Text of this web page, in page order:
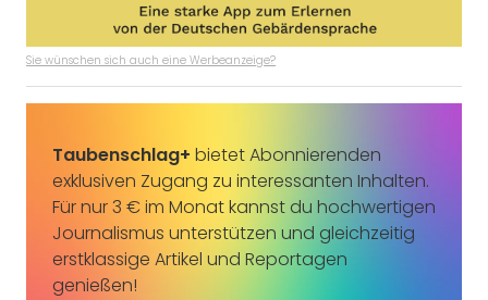
Sie wünschen sich auch eine Werbeanzeige?
Taubenschlag+ bietet Abonnierenden
exklusiven Zugang zu interessanten Inhalten.
Für nur 3 € im Monat kannst du hochwertigen
Journalismus unterstützen und gleichzeitig
erstklassige Artikel und Reportagen
genießen!